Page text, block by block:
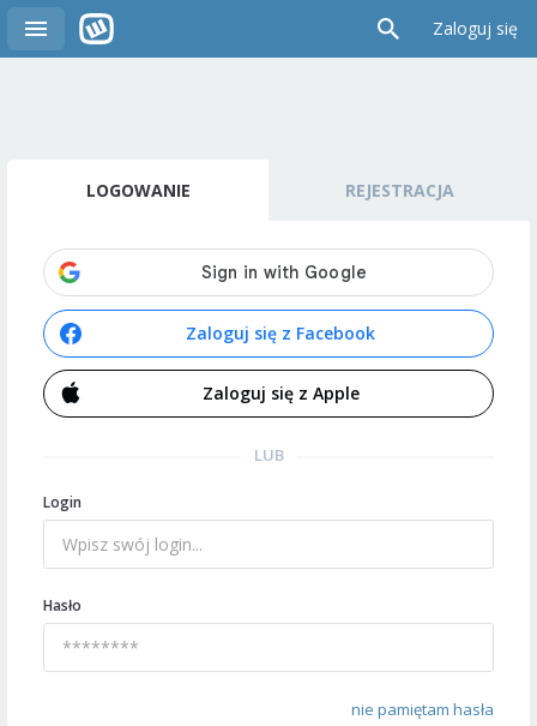
Zaloguj się
LOGOWANIE REJESTRACJA
Zaloguj się z Facebook
Zaloguj się z Apple
LUB
Login
Hasło
nie pamiętam hasła